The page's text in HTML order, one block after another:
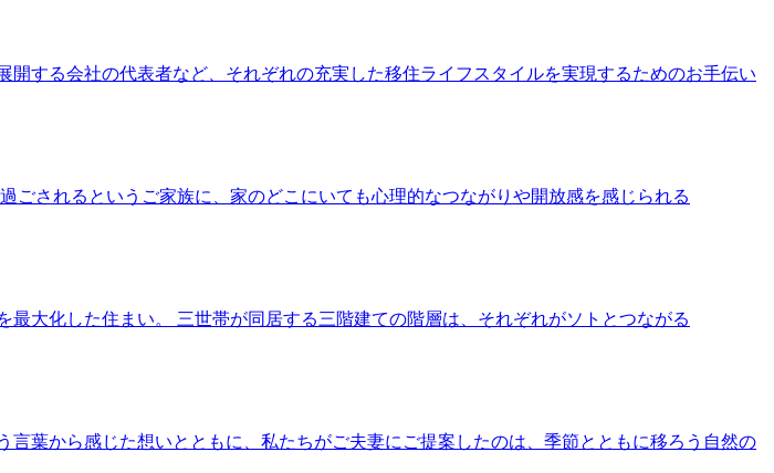
する会社の代表者など、それぞれの充実した移住ライフスタイルを実現するためのお手伝い
ごされるというご家族に、家のどこにいても心理的なつながりや開放感を感じられる
大化した住まい。 三世帯が同居する三階建ての階層は、それぞれがソトとつながる
葉から感じた想いとともに、私たちがご夫妻にご提案したのは、季節とともに移ろう自然の